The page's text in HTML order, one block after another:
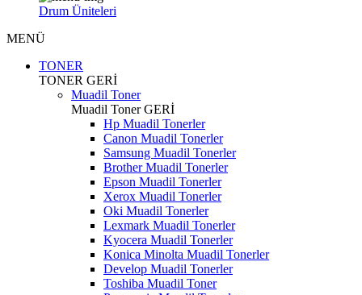
Drum Üniteleri
MENÜ
TONER
TONER GERİ
Muadil Toner
Muadil TonerGERİ
Hp Muadil Tonerler
Canon Muadil Tonerler
Samsung Muadil Tonerler
Brother Muadil Tonerler
Epson Muadil Tonerler
Xerox Muadil Tonerler
Oki Muadil Tonerler
Lexmark Muadil Tonerler
Kyocera Muadil Tonerler
Konica Minolta Muadil Tonerler
Develop Muadil Tonerler
Toshiba Muadil Toner